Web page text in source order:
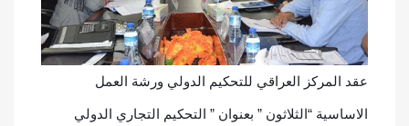
عقد المركز العراقي للتحكيم الدولي ورشة العمل
الاساسية “الثلاثون ” بعنوان ” التحكيم التجاري الدولي